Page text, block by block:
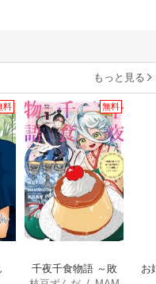
もっと見る
料 無料
千夜千食物語 ～敗
お